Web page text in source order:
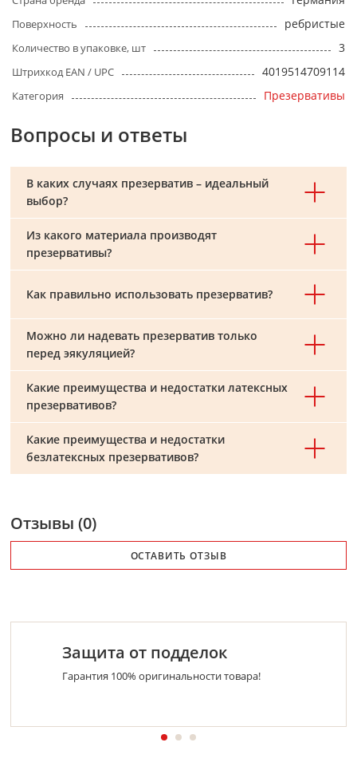
Поверхность ребристые
Количество в упаковке, шт 3
Штрихкод EAN / UPC 4019514709114
Категория Презервативы
Вопросы и ответы
В каких случаях презерватив – идеальный
выбор?
Из какого материала производят
презервативы?
Как правильно использовать презерватив?
Можно ли надевать презерватив только
перед эякуляцией?
Какие преимущества и недостатки латексных
презервативов?
Какие преимущества и недостатки
безлатексных презервативов?
Отзывы (0)
ОСТАВИТЬ ОТЗЫВ
Защита от подделок
Гарантия 100% оригинальности товара!